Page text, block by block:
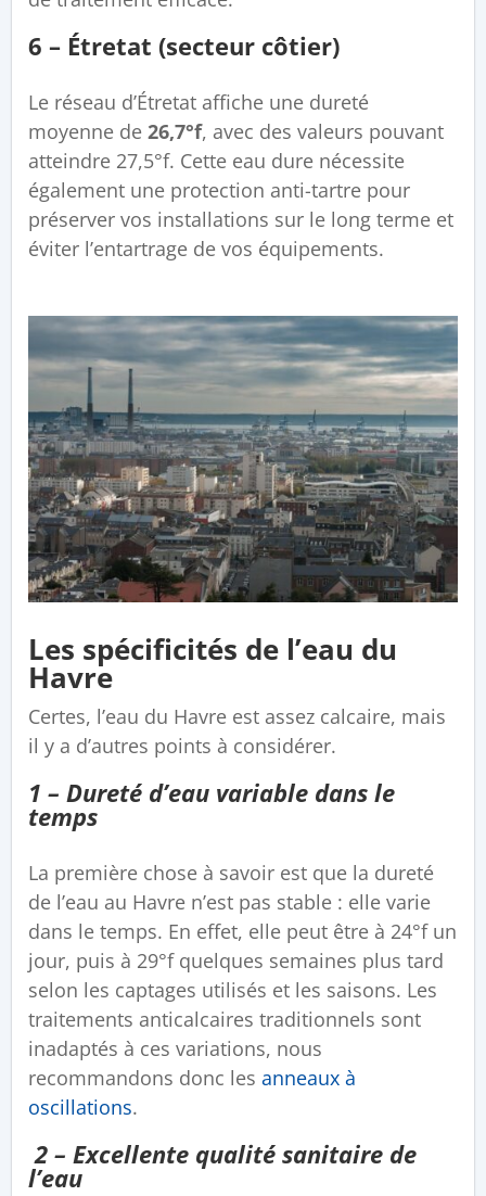
6 – Étretat (secteur côtier)
Le réseau d’Étretat affiche une dureté
moyenne de26,7°f, avec des valeurs pouvant
atteindre 27,5°f. Cette eau dure nécessite
également une protection anti-tartre pour
préserver vos installations sur le long terme et
éviter l’entartrage de vos équipements.
Les spécificités de l’eau du
Havre
Certes, l’eau du Havre est assez calcaire, mais
il y a d’autres points à considérer.
1 – Dureté d’eau variable dans le
temps
La première chose à savoir est que la dureté
de l’eau au Havre n’est pas stable : elle varie
dans le temps. En effet, elle peut être à 24°f un
jour, puis à 29°f quelques semaines plus tard
selon les captages utilisés et les saisons. Les
traitements anticalcaires traditionnels sont
inadaptés à ces variations, nous
recommandons donc lesanneaux à
oscillations.
2 – Excellente qualité sanitaire de
l’eau